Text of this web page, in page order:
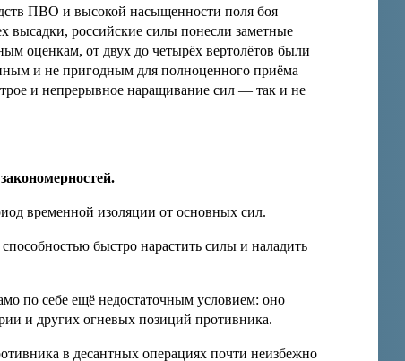
ПВО и высокой насыщенности поля боя
высадки, российские силы понесли заметные
оценкам, от двух до четырёх вертолётов были
и не пригодным для полноценного приёма
и непрерывное наращивание сил — так и не
временной изоляции от основных сил.
быстро нарастить силы и наладить
по себе ещё недостаточным условием: оно
и других огневых позиций противника.
в десантных операциях почти неизбежно